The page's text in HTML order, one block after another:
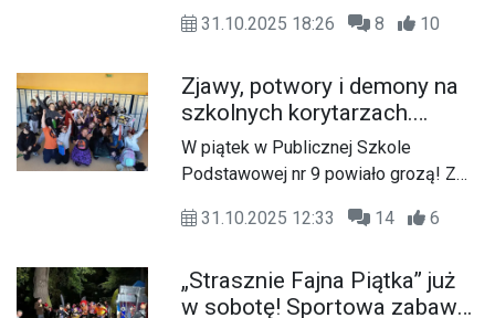
Rada Osiedla Kuźniczka
ognisko, które przyciągnęło wielu
mieszkańców – zarówno
najmłodszych, jak i dorosłych.
31.10.2025 18:26 8 10
Zjawy, potwory i demony na
szkolnych korytarzach.
Halloween w Publicznej
Szkole Podstawowej nr 9
W piątek w Publicznej Szkole
Podstawowej nr 9 powiało grozą! Z
do szkoły w fantazyjnych
radości uczniów również nauczyciele
pokazali że potrafią się bawić i
31.10.2025 12:33 14 6
„Strasznie Fajna Piątka” już
w sobotę! Sportowa zabawa